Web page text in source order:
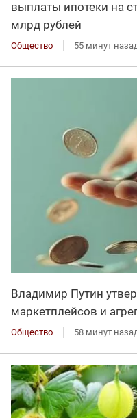
выплаты ипотеки на
млрд рублей
Общество 55 минут
Владимир Путин
маркетплейсов и
Общество 58 минут